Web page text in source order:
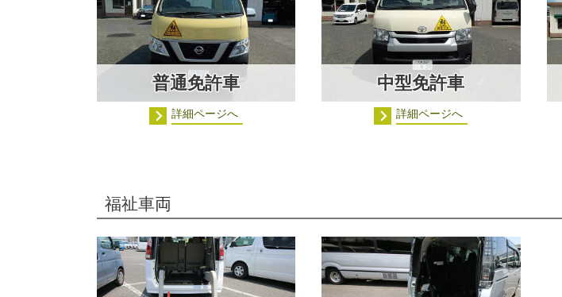
普通免許車
詳細ページへ
中型免許車
詳細ページへ
福祉車両